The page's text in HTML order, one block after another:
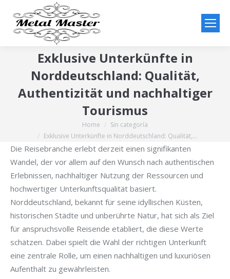
Exklusive Unterkünfte in
Norddeutschland: Qualität,
Authentizität und nachhaltiger
Tourismus
Home
Sin categoría
Exklusive Unterkünfte in Norddeutschland: Qualität,…
Die Reisebranche erlebt derzeit einen signifikanten
Wandel, der vor allem auf den Wunsch nach authentischen
Erlebnissen, nachhaltiger Nutzung der Ressourcen und
hochwertiger Unterkunftsqualität basiert.
Norddeutschland, bekannt für seine idyllischen Küsten,
historischen Städte und unberührte Natur, hat sich als Ziel
für anspruchsvolle Reisende etabliert, die diese Werte
schätzen. Dabei spielt die Wahl der richtigen Unterkunft
eine zentrale Rolle, um einen nachhaltigen und luxuriösen
Aufenthalt zu gewährleisten.